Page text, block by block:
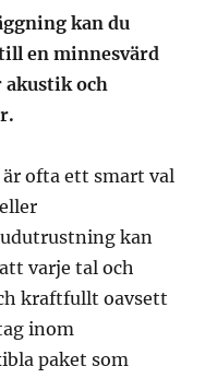
kan du
en minnesvärd
akustik och
ofta ett smart val
kan
varje tal och
kraftfullt oavsett
inom
paket som